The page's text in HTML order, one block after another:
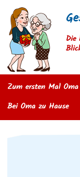
Die
Zum ersten Mal Oma
Bei Oma zu Hause